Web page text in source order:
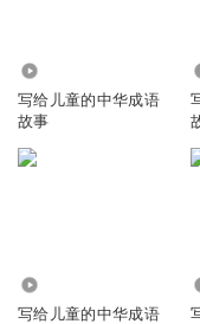
写给儿童的中华成语
故事
写给儿童的中华成语